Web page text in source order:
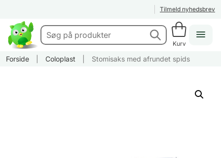
Tilmeld nyhedsbrev
Kurv
Forside Coloplast Stomisaks med afrundet spids